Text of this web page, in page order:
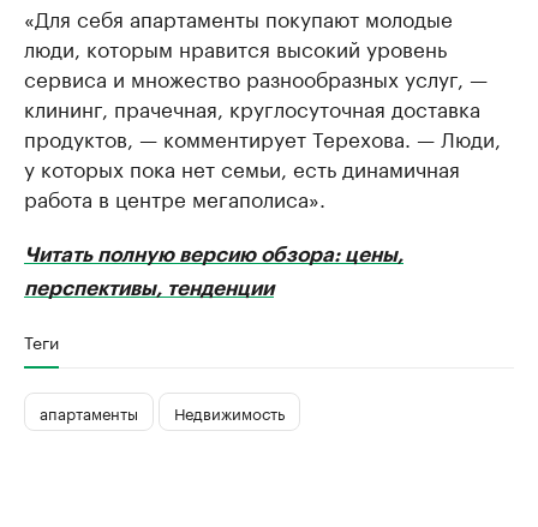
«Для себя апартаменты покупают молодые
люди, которым нравится высокий уровень
сервиса и множество разнообразных услуг, —
клининг, прачечная, круглосуточная доставка
продуктов, — комментирует Терехова. — Люди,
у которых пока нет семьи, есть динамичная
работа в центре мегаполиса».
Читать полную версию обзора: цены,
перспективы, тенденции
Теги
апартаменты Недвижимость